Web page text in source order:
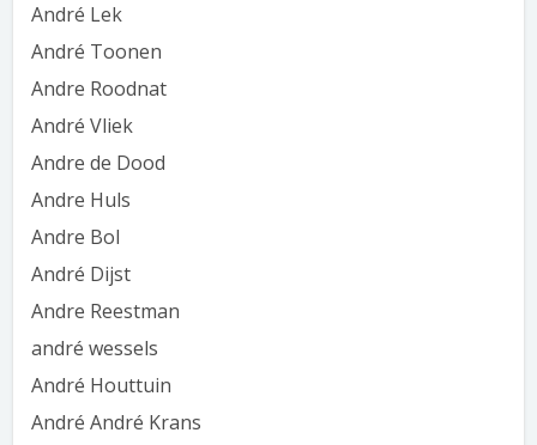
André Lek
André Toonen
Andre Roodnat
André Vliek
Andre de Dood
Andre Huls
Andre Bol
André Dijst
Andre Reestman
andré wessels
André Houttuin
André André Krans